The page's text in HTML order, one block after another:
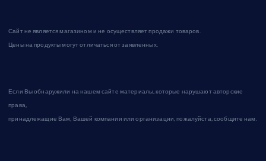
Сайт не является магазином и не осуществляет продажи товаров.
Цены на продукты могут отличаться от заявленных.
Если Вы обнаружили на нашем сайте материалы, которые нарушают авторские
права,
принадлежащие Вам, Вашей компании или организации, пожалуйста, сообщите нам.